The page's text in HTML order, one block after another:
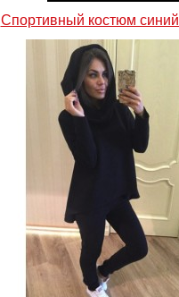
Спортивный костюм